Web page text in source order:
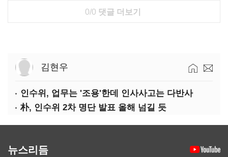
0/0 댓글 더보기
김현우
인수위, 업무는 '조용'한데 인사사고는 다반사
朴, 인수위 2차 명단 발표 올해 넘길 듯
뉴스리듬